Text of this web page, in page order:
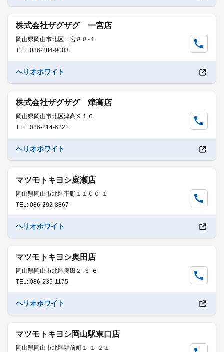
株式会社ザグザグ 一宮店
岡山県岡山市北区一宮８８-１
TEL: 086-284-9003
ヘリオホワイト
株式会社ザグザグ 津高店
岡山県岡山市北区津高９１６
TEL: 086-214-6221
ヘリオホワイト
マツモトキヨシ庭瀬店
岡山県岡山市北区平野１１００-１
TEL: 086-292-8867
ヘリオホワイト
マツモトキヨシ奥田店
岡山県岡山市北区奥田２-３-６
TEL: 086-235-1175
ヘリオホワイト
マツモトキヨシ岡山駅東口店
岡山県岡山市北区駅前町１-１-２１